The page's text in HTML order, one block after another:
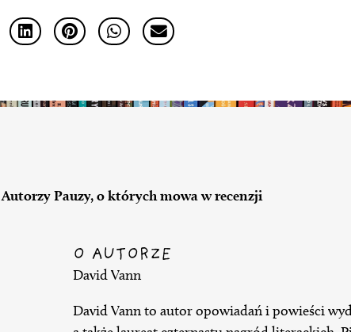
Autorzy Pauzy, o których mowa w recenzji
O AUTORZE
David Vann
David Vann to autor opowiadań i powieści